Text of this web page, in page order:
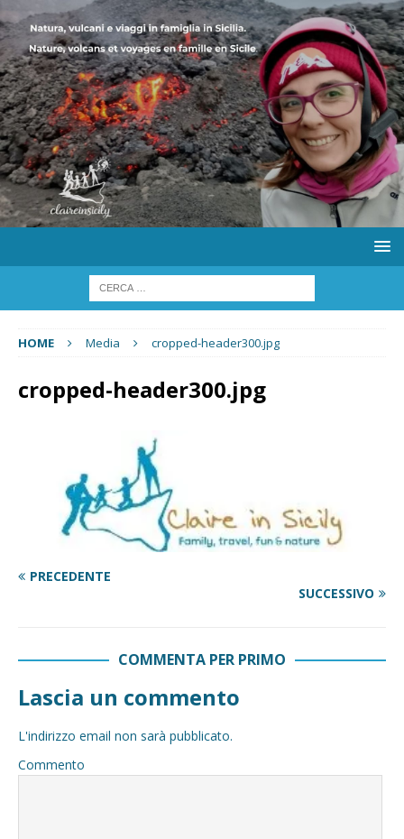
HOME Media cropped-header300.jpg
cropped-header300.jpg
PRECEDENTE
SUCCESSIVO
COMMENTA PER PRIMO
Lascia un commento
L'indirizzo email non sarà pubblicato.
Commento